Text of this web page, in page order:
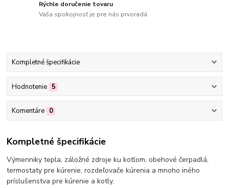
Rýchle doručenie tovaru
Vaša spokojnosť je pre nás prvoradá
Kompletné špecifikácie
Hodnotenie 5
Komentáre 0
Kompletné špecifikácie
Výmenniky tepla, záložné zdroje ku kotlom, obehové čerpadlá,
termostaty pre kúrenie, rozdeľovače kúrenia a mnoho iného
príslušenstva pre kúrenie a kotly.